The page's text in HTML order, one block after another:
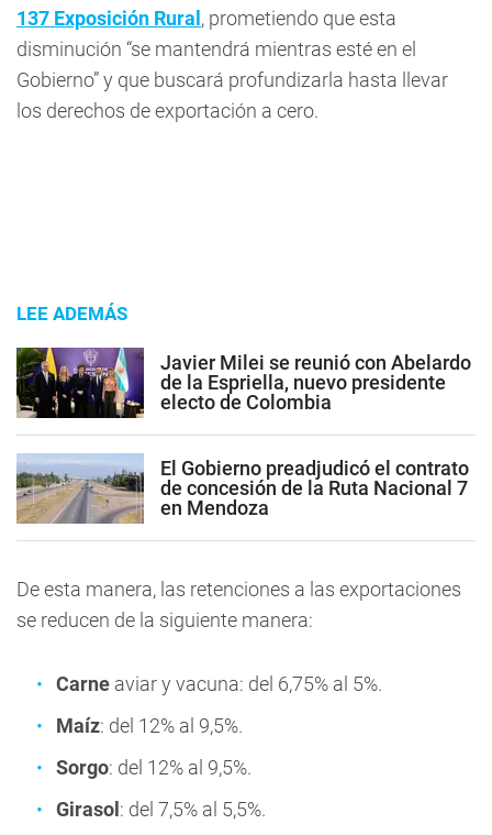
137 Exposición Rural , prometiendo que esta
disminución “se mantendrá mientras esté en el
Gobierno” y que buscará profundizarla hasta llevar
los derechos de exportación a cero.
LEE ADEMÁS
Javier Milei se reunió con Abelardo
de la Espriella, nuevo presidente
electo de Colombia
El Gobierno preadjudicó el contrato
de concesión de la Ruta Nacional 7
en Mendoza
De esta manera, las retenciones a las exportaciones
se reducen de la siguiente manera:
Carne aviar y vacuna: del 6,75% al 5%.
Maíz: del 12% al 9,5%.
Sorgo: del 12% al 9,5%.
Girasol : del 7,5% al 5,5%.